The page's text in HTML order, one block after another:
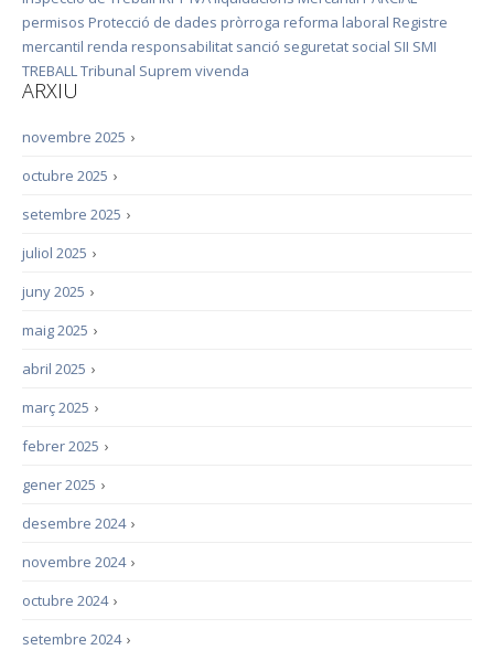
permisos Protecció de dades pròrroga reforma laboral Registre
mercantil renda responsabilitat sanció seguretat social SII SMI
TREBALLTribunal Suprem vivenda
ARXIU
›
novembre 2025
›
octubre 2025
›
setembre 2025
›
juliol 2025
›
juny 2025
›
maig 2025
›
abril 2025
›
març 2025
›
febrer 2025
›
gener 2025
›
desembre 2024
›
novembre 2024
›
octubre 2024
›
setembre 2024